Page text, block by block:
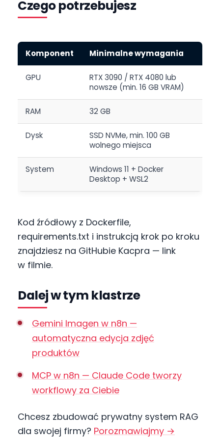
Czego potrzebujesz
Komponent Minimalne wymagania
GPU
RTX 3090 / RTX 4080 lub
nowsze (min. 16 GB VRAM)
RAM 32 GB
Dysk
SSD NVMe, min. 100 GB
wolnego miejsca
System
Windows 11 + Docker
Desktop + WSL2
Kod źródłowy z Dockerfile,
requirements.txt i instrukcją krok po kroku
znajdziesz na GitHubie Kacpra — link
w filmie.
Dalej w tym klastrze
Gemini Imagen w n8n —
automatyczna edycja zdjęć
produktów
MCP w n8n — Claude Code tworzy
workflowy za Ciebie
Chcesz zbudować prywatny system RAG
dla swojej firmy? Porozmawiajmy →